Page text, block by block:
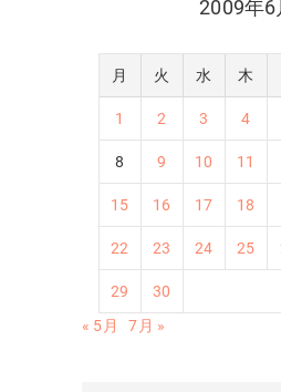
2009年6
月 火 水 木
1 2 3 4
8 9 10 11
15 16 17 18
22 23 24 25
29
30
« 5月
7月 »